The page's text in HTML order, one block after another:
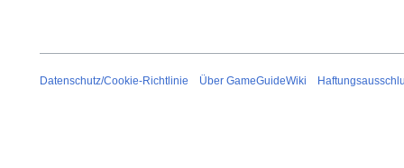
Datenschutz/Cookie-Richtlinie Über GameGuideWiki